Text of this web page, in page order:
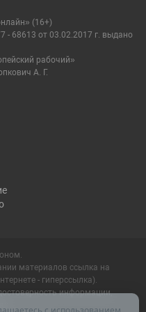
(16+)
68613 от 03.02.2017 г. выдано
рабочий»
А. Г.
материалов ссылка на
- гиперссылка).
информации,